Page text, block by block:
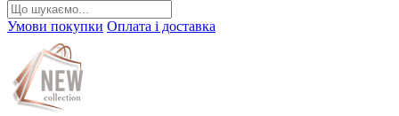
Умови покупки Оплата і доставка